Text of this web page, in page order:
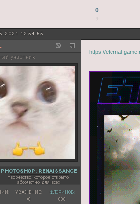
0
12:54:55
участник
PHOTOSHOP: RENAISSANCE
творчество, которое открыто
абсолютно для всех
УВАЖЕНИЕ:
+0
ФЛОРИНОВ:
000
https://eternal-